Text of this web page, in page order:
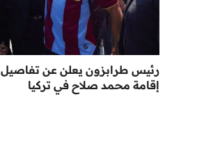
رئيس طرابزون يعلن عن تفاصيل
إقامة محمد صلاح في تركيا